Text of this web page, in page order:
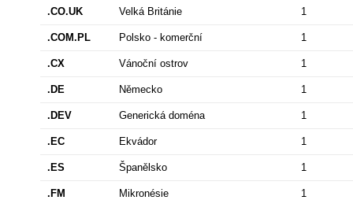
.CO.UK Velká Británie 1
.COM.PL Polsko - komerční 1
.CX Vánoční ostrov 1
.DE Německo 1
.DEV Generická doména 1
.EC Ekvádor 1
.ES Španělsko 1
.FM Mikronésie 1